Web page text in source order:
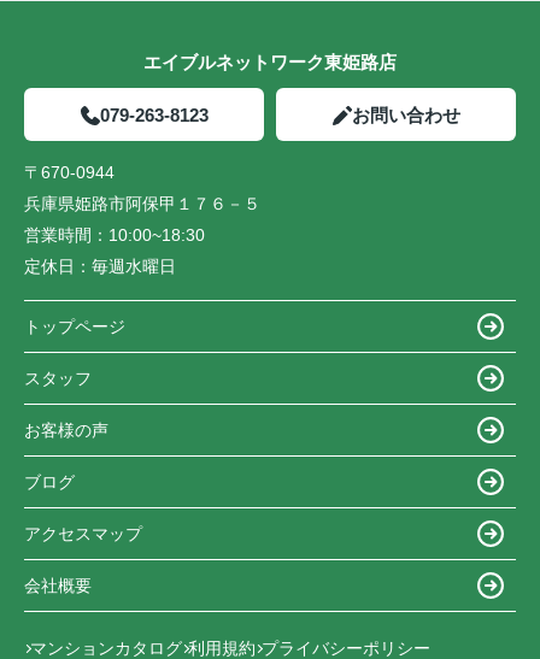
エイブルネットワーク東姫路店
079-263-8123 お問い合わせ
〒670-0944
兵庫県姫路市阿保甲１７６－５
営業時間： 10:00~18:30
定休日： 毎週水曜日
トップページ
スタッフ
お客様の声
ブログ
アクセスマップ
会社概要
マンションカタログ 利用規約 プライバシーポリシー